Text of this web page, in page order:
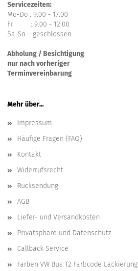
Servicezeiten:
Mo-Do : 9.00 - 17.00
Fr : 9.00 - 12.00
Sa-So : geschlossen
Abholung / Besichtigung
nur nach vorheriger
Terminvereinbarung
Mehr über...
Impressum
Häufige Fragen (FAQ)
Kontakt
Widerrufsrecht
Rücksendung
AGB
Liefer- und Versandkosten
Privatsphäre und Datenschutz
Callback Service
Farben VW Bus T2 Farbcode Lackierung